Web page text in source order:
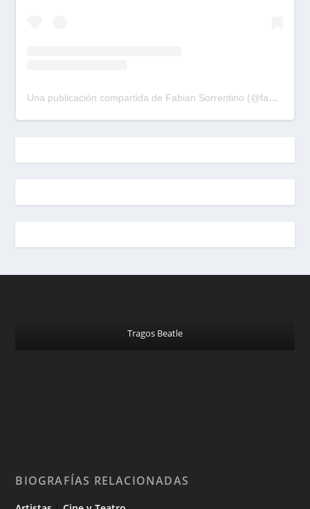
Una publicación compartida de Fabian Sorrentino (@fabiansonria)
Tragos Beatle
BIOGRAFÍAS RELACIONADAS